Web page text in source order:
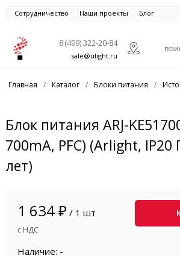
Сотрудничество Наши проекты Блог
8 (499) 322-20-84
sale@ulight.ru
Главная / Каталог / Блоки питания /
Блок питания ARJ-
700mA, PFC) (Arlight, IP20
лет)
1 634 ₽ / 1 шт
с НДС
Наличие: -